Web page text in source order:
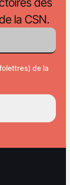
la CSN.
de la